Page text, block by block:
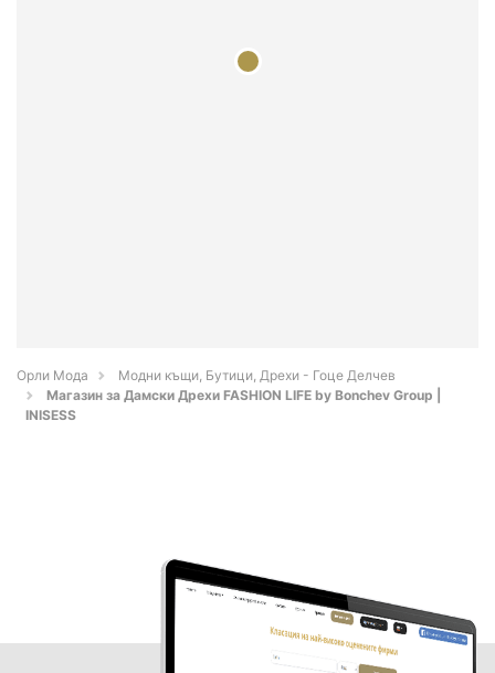
Орли Мода
Модни къщи, Бутици, Дрехи - Гоце Делчев
Магазин за Дамски Дрехи FASHION LIFE by Bonchev Group |
INISESS